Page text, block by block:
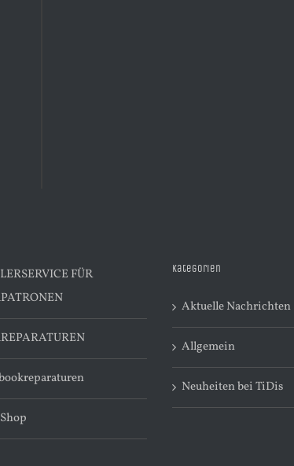
FÜR
Kategorien
Aktuelle Nachrichten
Allgemein
Neuheiten bei TiDis